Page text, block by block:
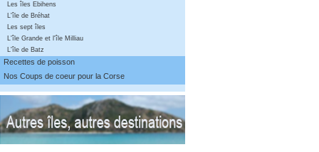
Les îles Ebihens
L'île de Bréhat
Les sept îles
L'île Grande et l'île Milliau
L'île de Batz
Recettes de poisson
Nos Coups de coeur pour la Corse